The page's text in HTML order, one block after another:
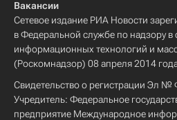
Вакансии
Сетевое издание РИА Новости
в Федеральной службе по надзору в
информационных технологий и
(Роскомнадзор) 08 апреля 2014
Свидетельство о регистрации Эл
Учредитель: Федеральное
предприятие Международное